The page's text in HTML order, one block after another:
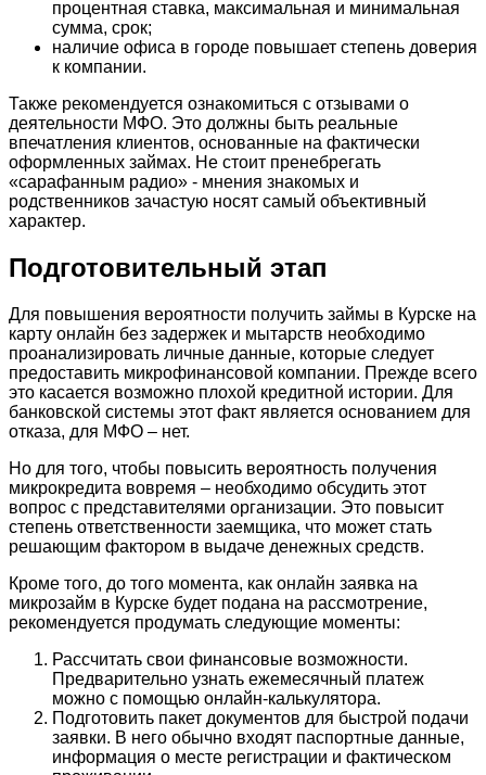
процентная ставка, максимальная и минимальная
сумма, срок;
наличие офиса в городе повышает степень доверия
к компании.
Также рекомендуется ознакомиться с отзывами о
деятельности МФО. Это должны быть реальные
впечатления клиентов, основанные на фактически
оформленных займах. Не стоит пренебрегать
«сарафанным радио» - мнения знакомых и
родственников зачастую носят самый объективный
характер.
Подготовительный этап
Для повышения вероятности получить займы в Курске на
карту онлайн без задержек и мытарств необходимо
проанализировать личные данные, которые следует
предоставить микрофинансовой компании. Прежде всего
это касается возможно плохой кредитной истории. Для
банковской системы этот факт является основанием для
отказа, для МФО – нет.
Но для того, чтобы повысить вероятность получения
микрокредита вовремя – необходимо обсудить этот
вопрос с представителями организации. Это повысит
степень ответственности заемщика, что может стать
решающим фактором в выдаче денежных средств.
Кроме того, до того момента, как онлайн заявка на
микрозайм в Курске будет подана на рассмотрение,
рекомендуется продумать следующие моменты:
Рассчитать свои финансовые возможности.
Предварительно узнать ежемесячный платеж
можно с помощью онлайн-калькулятора.
Подготовить пакет документов для быстрой подачи
заявки. В него обычно входят паспортные данные,
информация о месте регистрации и фактическом